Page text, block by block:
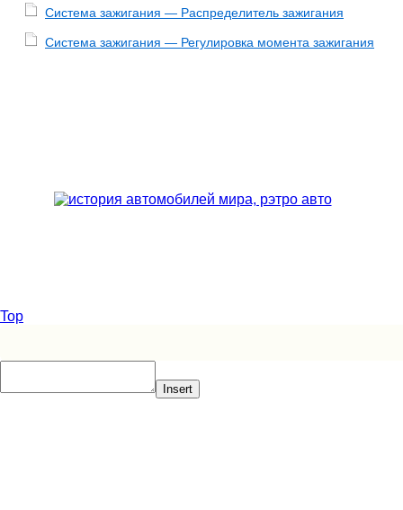
Система зажигания — Распределитель зажигания
Система зажигания — Регулировка момента зажигания
Top
Insert